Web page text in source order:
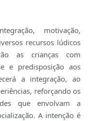
motivação,
recursos lúdicos
as crianças com
e predisposição aos
a integração, ao
reforçando os
que envolvam a
A intenção é